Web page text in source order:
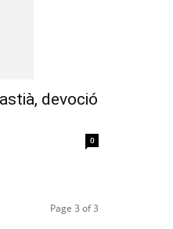
devoció
0
Page 3 of 3